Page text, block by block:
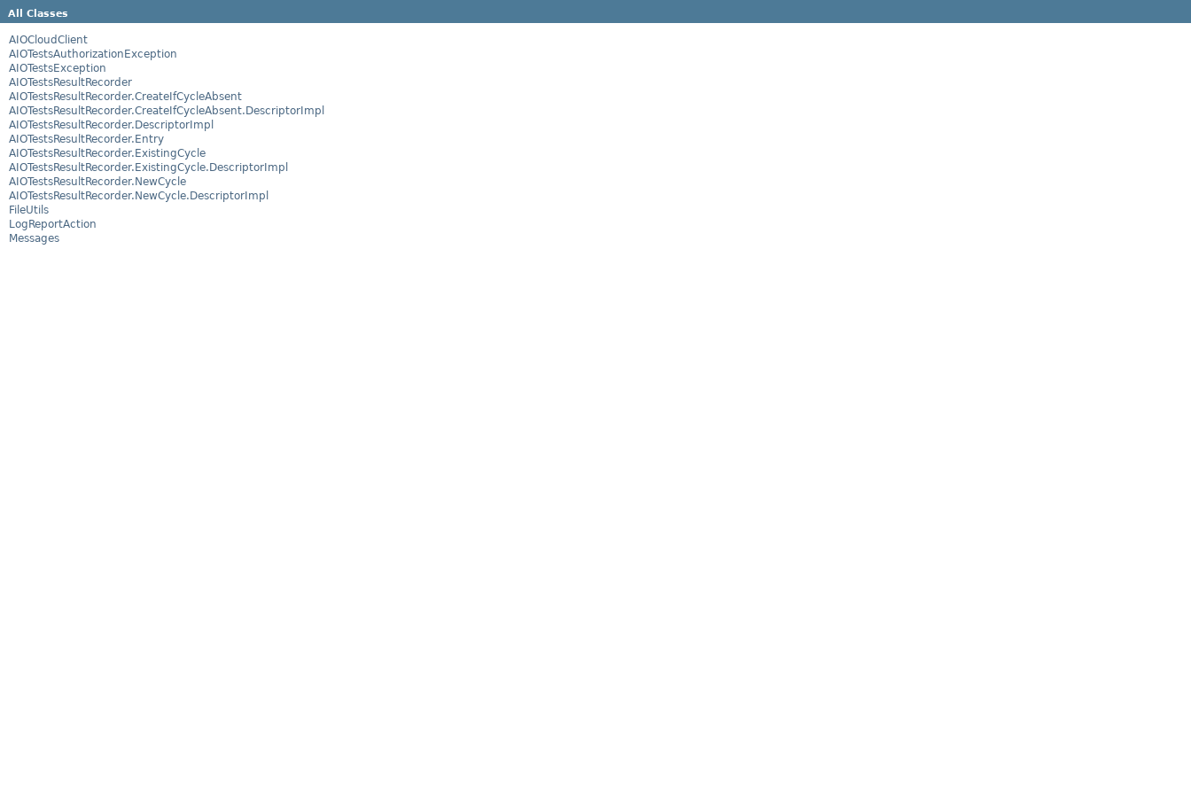
All Classes
AIOCloudClient
AIOTestsAuthorizationException
AIOTestsException
AIOTestsResultRecorder
AIOTestsResultRecorder.CreateIfCycleAbsent
AIOTestsResultRecorder.CreateIfCycleAbsent.DescriptorImpl
AIOTestsResultRecorder.DescriptorImpl
AIOTestsResultRecorder.Entry
AIOTestsResultRecorder.ExistingCycle
AIOTestsResultRecorder.ExistingCycle.DescriptorImpl
AIOTestsResultRecorder.NewCycle
AIOTestsResultRecorder.NewCycle.DescriptorImpl
FileUtils
LogReportAction
Messages